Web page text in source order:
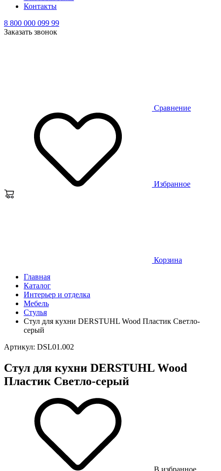
Контакты
8 800 000 099 99
Заказать звонок
Сравнение
Избранное
Корзина
Главная
Каталог
Интерьер и отделка
Мебель
Стулья
Стул для кухни DERSTUHL Wood Пластик Светло-
серый
Артикул: DSL01.002
Стул для кухни DERSTUHL Wood
Пластик Светло-серый
В избранное